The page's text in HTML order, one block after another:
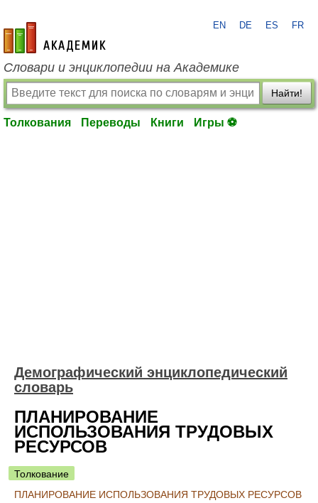
academic.ru
EN DE ES FR
Словари и энциклопедии на Академике
Найти!
Толкования Переводы Книги Игры ⚽
Демографический энциклопедический
словарь
ПЛАНИРОВАНИЕ
ИСПОЛЬЗОВАНИЯ ТРУДОВЫХ
РЕСУРСОВ
Толкование
ПЛАНИРОВАНИЕ ИСПОЛЬЗОВАНИЯ ТРУДОВЫХ РЕСУРСОВ